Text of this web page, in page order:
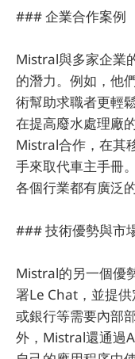
### 企業合作案例
Mistral與多家企業
的潛力。例如，他
術幫助求職者更輕
在提高廢水處理廠
Mistral合作，在其
手來取代車主手冊
各個行業都有廣泛
### 技術優勢與市
Mistral的另一個優
署Le Chat，並提
或銀行等需要內部
外，Mistral還通過